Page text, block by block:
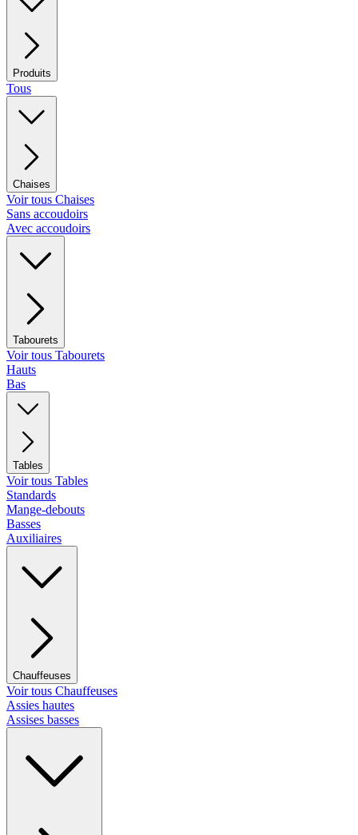
Produits
Tous
Chaises
Voir tous Chaises
Sans accoudoirs
Avec accoudoirs
Tabourets
Voir tous Tabourets
Hauts
Bas
Tables
Voir tous Tables
Standards
Mange-debouts
Basses
Auxiliaires
Chauffeuses
Voir tous Chauffeuses
Assies hautes
Assises basses